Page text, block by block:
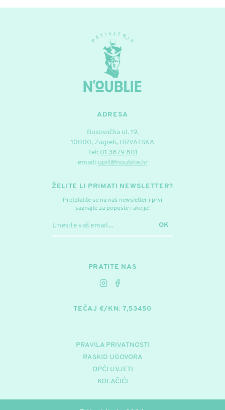
ADRESA
Busovačka ul. 19,
10000, Zagreb, HRVATSKA
Tel: 01 3879 801
email: upit@noublie.hr
ŽELITE LI PRIMATI NEWSLETTER?
Pretplatite se na naš newsletter i prvi
saznajte za popuste i akcije!
OK
PRATITE NAS
TEČAJ €/KN: 7,53450
PRAVILA PRIVATNOSTI
RASKID UGOVORA
OPĆI UVJETI
KOLAČIĆI